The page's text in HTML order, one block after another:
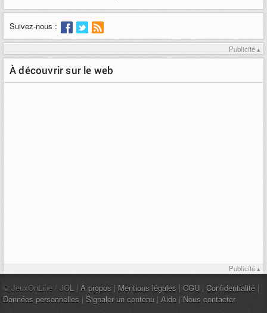
Suivez-nous :
Publicité ▴
À découvrir sur le web
Publicité ▴
© JeuxOnLine / JOL | À propos | Mentions légales | CGU | Confidentialité |
Données personnelles | Signaler un contenu | Aide | Nous contacter